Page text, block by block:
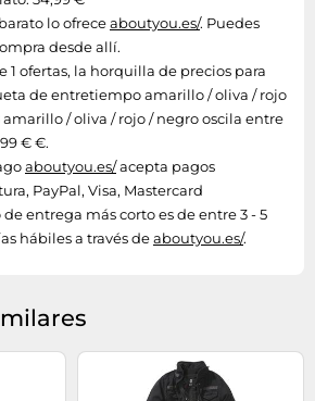
lo ofreceaboutyou.es/. Puedes
desde allí.
1 ofertas, la horquilla de precios para
de entretiempo amarillo / oliva / rojo
amarillo / oliva / rojo / negro oscila entre
€ €.
aboutyou.es/acepta pagos
PayPal, Visa, Mastercard
entrega más corto es de entre 3 - 5
hábiles a través deaboutyou.es/.